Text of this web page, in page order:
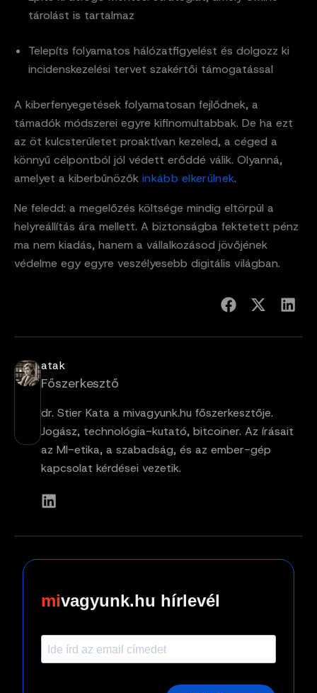
tárolást is tartalmaz
Telepíts folyamatos hálózatfigyelést és dolgozz ki
incidenskezelési tervet szakértői támogatással
A kiberfenyegetések folyamatosan fejlődnek, a
támadók módszerei egyre kifinomultabbak. De ha ezt
az öt kulcsterületet proaktívan kezeled, a céged a
könnyű célpontból jól védett erőddé válik. Olyanná,
amelyet a kiberbűnözők inkább elkerülnek.
Ne feledd: a megelőzés költsége mindig eltörpül a
helyreállítás ára mellett. A biztonságba fektetett pénz
ma nem kiadás, hanem a vállalkozásod jövőjének
védelme egy egyre veszélyesebb digitális világban.
atak
Főszerkesztő
dr. Stier Kata a mivagyunk.hu főszerkesztője.
Jogász, technológia-kutató, bitcoiner. Az írásait
az MI-etika, a szabadság, és az ember-gép
kapcsolat kérdései vezetik.
vagyunk.hu hírlevél